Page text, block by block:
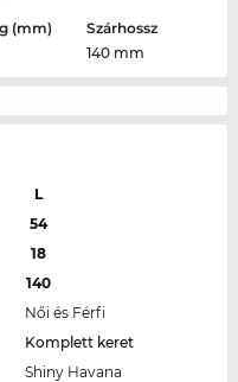
(mm)
Szárhossz
140 mm
L
54
18
140
Női és Férfi
Komplett keret
Shiny Havana